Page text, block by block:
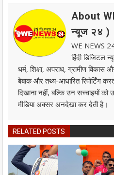
About
न्यूज २४ )
WE NEWS 24
हिंदी डिजिटल
धर्म, शिक्षा, अपराध, ग्रामीण विकास
बेबाक और तथ्य-आधारित रिपोर्टिंग
दिखाना नहीं, बल्कि उन सच्चाइयों को
मीडिया अक्सर अनदेखा कर देती है।
RELATED POSTS